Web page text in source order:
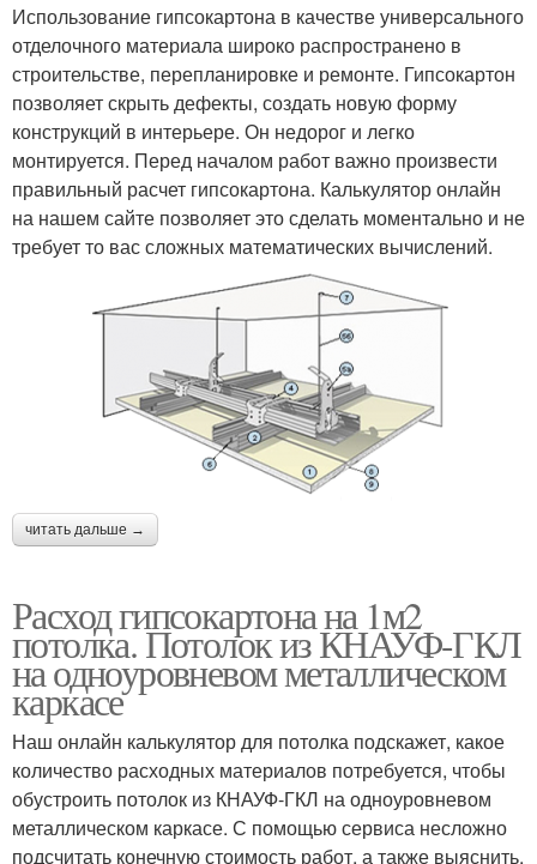
Использование гипсокартона в качестве универсального
отделочного материала широко распространено в
строительстве, перепланировке и ремонте. Гипсокартон
позволяет скрыть дефекты, создать новую форму
конструкций в интерьере. Он недорог и легко
монтируется. Перед началом работ важно произвести
правильный расчет гипсокартона. Калькулятор онлайн
на нашем сайте позволяет это сделать моментально и не
требует то вас сложных математических вычислений.
читать дальше →
Расход гипсокартона на 1м2
потолка. Потолок из КНАУФ-ГКЛ
на одноуровневом металлическом
каркасе
Наш онлайн калькулятор для потолка подскажет, какое
количество расходных материалов потребуется, чтобы
обустроить потолок из КНАУФ-ГКЛ на одноуровневом
металлическом каркасе. С помощью сервиса несложно
подсчитать конечную стоимость работ, а также выяснить,